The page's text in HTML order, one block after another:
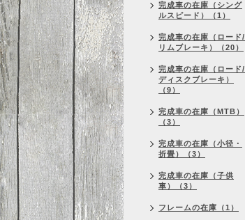
完成車の在庫（シング
ルスピード）（1）
完成車の在庫（ロード/
リムブレーキ）（20）
完成車の在庫（ロード/
ディスクブレーキ）
（9）
完成車の在庫（MTB）
（3）
完成車の在庫（小径・
折畳）（3）
完成車の在庫（子供
車）（3）
フレームの在庫（1）